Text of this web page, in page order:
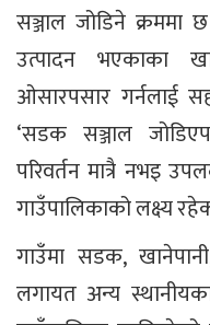
सञ्जाल जोडिने
उत्पादन भएकाका
ओसारपसार गर्नलाई
‘सडक सञ्जाल
परिवर्तन मात्रै नभइ
गाउँपालिकाको लक्ष्य
गाउँमा सडक,
लगायत अन्य